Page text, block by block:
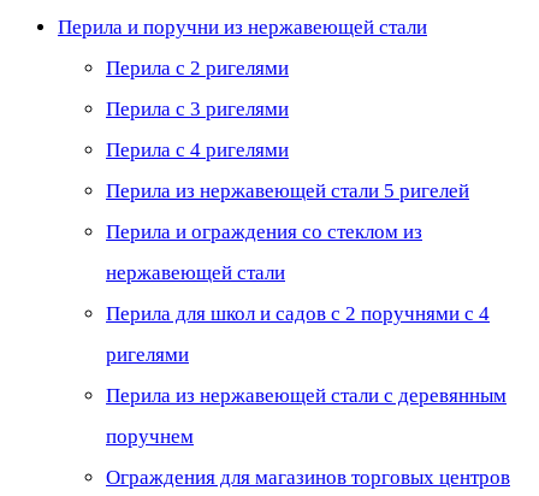
Перила и поручни из нержавеющей стали
Перила с 2 ригелями
Перила с 3 ригелями
Перила с 4 ригелями
Перила из нержавеющей стали 5 ригелей
Перила и ограждения со стеклом из
нержавеющей стали
Перила для школ и садов с 2 поручнями с 4
ригелями
Перила из нержавеющей стали с деревянным
поручнем
Ограждения для магазинов торговых центров